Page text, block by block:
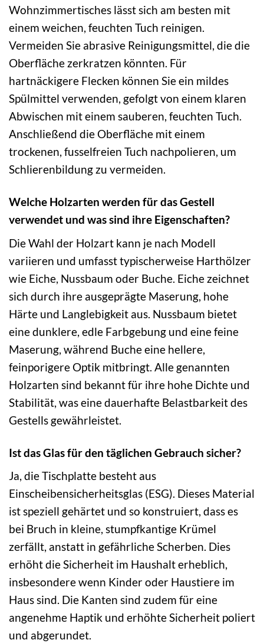
Wohnzimmertisches lässt sich am besten mit
einem weichen, feuchten Tuch reinigen.
Vermeiden Sie abrasive Reinigungsmittel, die die
Oberfläche zerkratzen könnten. Für
hartnäckigere Flecken können Sie ein mildes
Spülmittel verwenden, gefolgt von einem klaren
Abwischen mit einem sauberen, feuchten Tuch.
Anschließend die Oberfläche mit einem
trockenen, fusselfreien Tuch nachpolieren, um
Schlierenbildung zu vermeiden.
Welche Holzarten werden für das Gestell
verwendet und was sind ihre Eigenschaften?
Die Wahl der Holzart kann je nach Modell
variieren und umfasst typischerweise Harthölzer
wie Eiche, Nussbaum oder Buche. Eiche zeichnet
sich durch ihre ausgeprägte Maserung, hohe
Härte und Langlebigkeit aus. Nussbaum bietet
eine dunklere, edle Farbgebung und eine feine
Maserung, während Buche eine hellere,
feinporigere Optik mitbringt. Alle genannten
Holzarten sind bekannt für ihre hohe Dichte und
Stabilität, was eine dauerhafte Belastbarkeit des
Gestells gewährleistet.
Ist das Glas für den täglichen Gebrauch sicher?
Ja, die Tischplatte besteht aus
Einscheibensicherheitsglas (ESG). Dieses Material
ist speziell gehärtet und so konstruiert, dass es
bei Bruch in kleine, stumpfkantige Krümel
zerfällt, anstatt in gefährliche Scherben. Dies
erhöht die Sicherheit im Haushalt erheblich,
insbesondere wenn Kinder oder Haustiere im
Haus sind. Die Kanten sind zudem für eine
angenehme Haptik und erhöhte Sicherheit poliert
und abgerundet.